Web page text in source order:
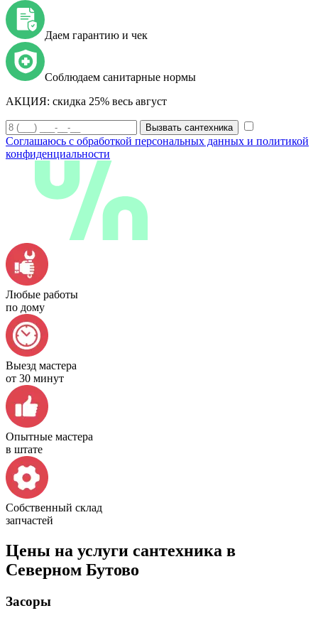
Даем гарантию и чек
Соблюдаем санитарные нормы
АКЦИЯ: скидка 25% весь август
Вызвать сантехника
Соглашаюсь с обработкой персональных данных и политикой
конфиденциальности
Любые работы
по дому
Выезд мастера
от 30 минут
Опытные мастера
в штате
Собственный склад
запчастей
Цены на услуги сантехника в
Северном Бутово
Засоры